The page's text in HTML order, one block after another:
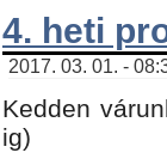
4. heti
2017. 03. 01. -
Kedden
ig)